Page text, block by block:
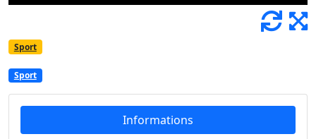
Sport
Sport
Informations